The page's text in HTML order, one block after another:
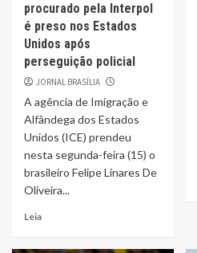
procurado pela Interpol
é preso nos Estados
Unidos após
perseguição policial
JORNAL BRASÍLIA
A agência de Imigração e
Alfândega dos Estados
Unidos (ICE) prendeu
nesta segunda-feira (15) o
brasileiro Felipe Linares De
Oliveira...
Leia